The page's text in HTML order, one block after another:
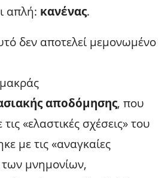
απλή: κανένας.
δεν αποτελεί μεμονωμένο
αποδόμησης, που
«ελαστικές σχέσεις» του
με τις «αναγκαίες
των μνημονίων,